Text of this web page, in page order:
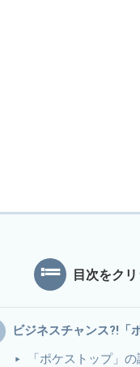
目次をク
ビジネスチャンス?!「
「ポケストップ」